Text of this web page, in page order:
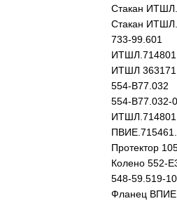
Стакан
Стакан
733-99.601
ИТШЛ
554-В77.032
554-В77.032-
Протектор
Колено 552-
548-59.519-10
Фланец